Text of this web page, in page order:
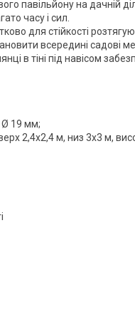
павільйону на дачній
часу і сил.
для стійкості
всередині садові
в тіні під навісом
Ø 19 мм;
2,4х2,4 м, низ 3х3 м,